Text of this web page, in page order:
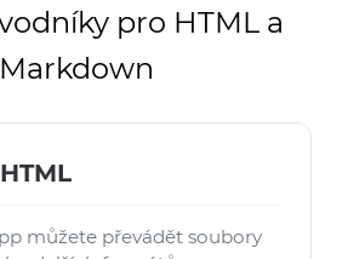
pro HTML a
Markdown
můžete převádět soubory